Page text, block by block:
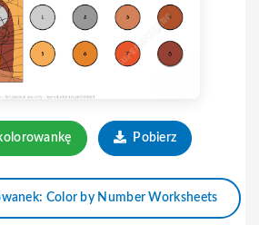
Pobierz
Color by Number Worksheets